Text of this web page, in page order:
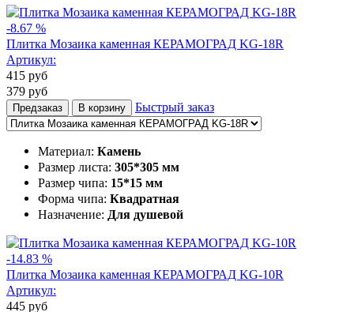
-8.67 %
Плитка Мозаика каменная КЕРАМОГРАД KG-18R
Артикул:
415 руб
379 руб
Предзаказ В корзину Быстрый заказ
Материал: Камень
Размер листа: 305*305 мм
Размер чипа: 15*15 мм
Форма чипа: Квадратная
Назначение: Для душевой
-14.83 %
Плитка Мозаика каменная КЕРАМОГРАД KG-10R
Артикул:
445 руб